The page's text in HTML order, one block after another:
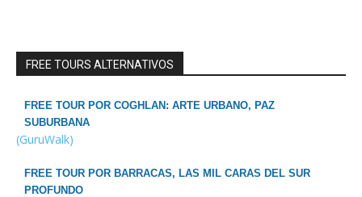
FREE TOURS ALTERNATIVOS
FREE TOUR POR COGHLAN: ARTE URBANO, PAZ
SUBURBANA
(GuruWalk)
FREE TOUR POR BARRACAS, LAS MIL CARAS DEL SUR
PROFUNDO